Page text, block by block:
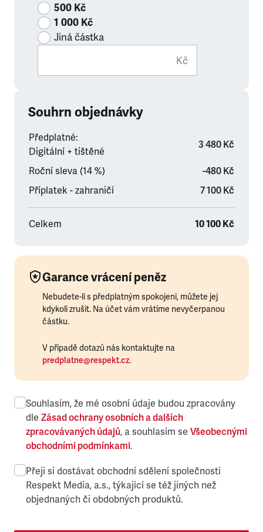
500 Kč
1 000 Kč
Jiná částka
Kč
Souhrn objednávky
Předplatné:
Digitální + tištěné
3 480 Kč
Roční sleva (14 %)
-480 Kč
Příplatek - zahraničí
7 100 Kč
Celkem 10 100 Kč
Garance vrácení peněz
Nebudete-li s předplatným spokojeni, můžete jej
kdykoli zrušit. Na účet vám vrátíme nevyčerpanou
částku.
V případě dotazů nás kontaktujte na
predplatne@respekt.cz.
Souhlasím, že mé osobní údaje budou zpracovány
dle Zásad ochrany osobních a dalších
zpracovávaných údajů, a souhlasím se Všeobecnými
obchodními podmínkami.
Přeji si dostávat obchodní sdělení společnosti
Respekt Media, a.s., týkající se též jiných než
objednaných či obdobných produktů.